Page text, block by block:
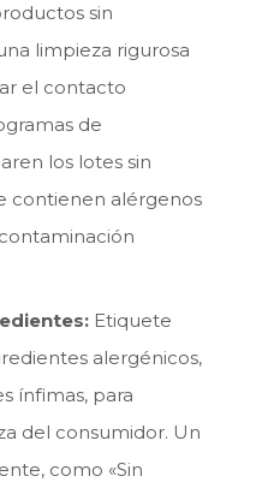
sin
limpieza rigurosa
el contacto
de
los lotes sin
contienen alérgenos
Etiquete
alergénicos,
ínfimas, para
del consumidor. Un
como «Sin